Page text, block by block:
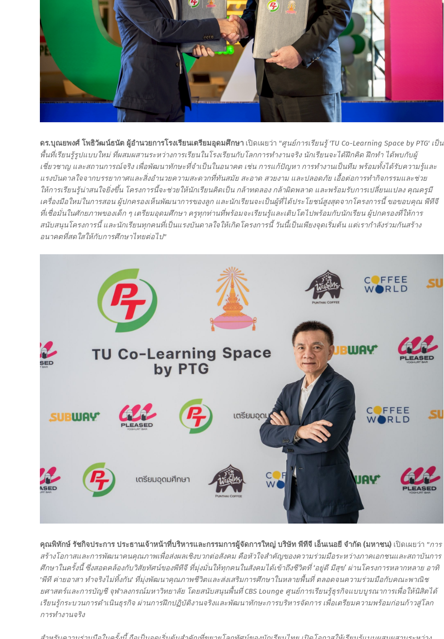
ดร.บุณยพงศ์ โพธิวัฒน์ธนัต ผู้อำนวยการโรงเรียนเตรียมอุดมศึกษา เปิดเผยว่า "ศูนย์การเรียนรู้ 'TU Co-Learning Space by PTG' เป็น
พื้นที่เรียนรู้รูปแบบใหม่ ที่ผสมผสานระหว่างการเรียนในโรงเรียนกับโลกการทำงานจริง นักเรียนจะได้ฝึกคิด ฝึกทำ ได้พบกับผู้
เชี่ยวชาญ และสถานการณ์จริง เพื่อพัฒนาทักษะที่จำเป็นในอนาคต เช่น การแก้ปัญหา การทำงานเป็นทีม พร้อมทั้งได้รับความรู้และ
แรงบันดาลใจจากบรรยากาศและสิ่งอำนวยความสะดวกที่ทันสมัย สะอาด สวยงาม และปลอดภัย เอื้อต่อการทำกิจกรรมและช่วย
ให้การเรียนรู้น่าสนใจยิ่งขึ้น โครงการนี้จะช่วยให้นักเรียนคิดเป็น กล้าทดลอง กล้าผิดพลาด และพร้อมรับการเปลี่ยนแปลง คุณครูมี
เครื่องมือใหม่ในการสอน ผู้ปกครองเห็นพัฒนาการของลูก และนักเรียนจะเป็นผู้ที่ได้ประโยชน์สูงสุดจากโครงการนี้ ขอขอบคุณ พีทีจี
ที่เชื่อมั่นในศักยภาพของเด็ก ๆ เตรียมอุดมศึกษา ครูทุกท่านที่พร้อมจะเรียนรู้และเติบโตไปพร้อมกับนักเรียน ผู้ปกครองที่ให้การ
สนับสนุนโครงการนี้ และนักเรียนทุกคนที่เป็นแรงบันดาลใจให้เกิดโครงการนี้ วันนี้เป็นเพียงจุดเริ่มต้น แต่เรากำลังร่วมกันสร้าง
อนาคตที่สดใสให้กับการศึกษาไทยต่อไป"
คุณพิทักษ์ รัชกิจประการ ประธานเจ้าหน้าที่บริหารและกรรมการผู้จัดการใหญ่ บริษัท พีทีจี เอ็นเนอยี จำกัด (มหาชน) เปิดเผยว่า "การ
สร้างโอกาสและการพัฒนาคนคุณภาพเพื่อส่งผลเชิงบวกต่อสังคม คือหัวใจสำคัญของความร่วมมือระหว่างภาคเอกชนและสถาบันการ
ศึกษาในครั้งนี้ ซึ่งสอดคล้องกับวิสัยทัศน์ของพีทีจี ที่มุ่งมั่นให้ทุกคนในสังคมได้เข้าถึงชีวิตที่ ‘อยู่ดี มีสุข’ ผ่านโครงการหลากหลาย อาทิ
'พีที ค่ายอาสา ทำจริงไม่ทิ้งกัน' ที่มุ่งพัฒนาคุณภาพชีวิตและส่งเสริมการศึกษาในหลายพื้นที่ ตลอดจนความร่วมมือกับคณะพาณิช
ยศาสตร์และการบัญชี จุฬาลงกรณ์มหาวิทยาลัย โดยสนับสนุนพื้นที่ CBS Lounge ศูนย์การเรียนรู้ธุรกิจแบบบูรณาการเพื่อให้นิสิตได้
เรียนรู้กระบวนการดำเนินธุรกิจ ผ่านการฝึกปฏิบัติงานจริงและพัฒนาทักษะการบริหารจัดการ เพื่อเตรียมความพร้อมก่อนก้าวสู่โลก
การทำงานจริง